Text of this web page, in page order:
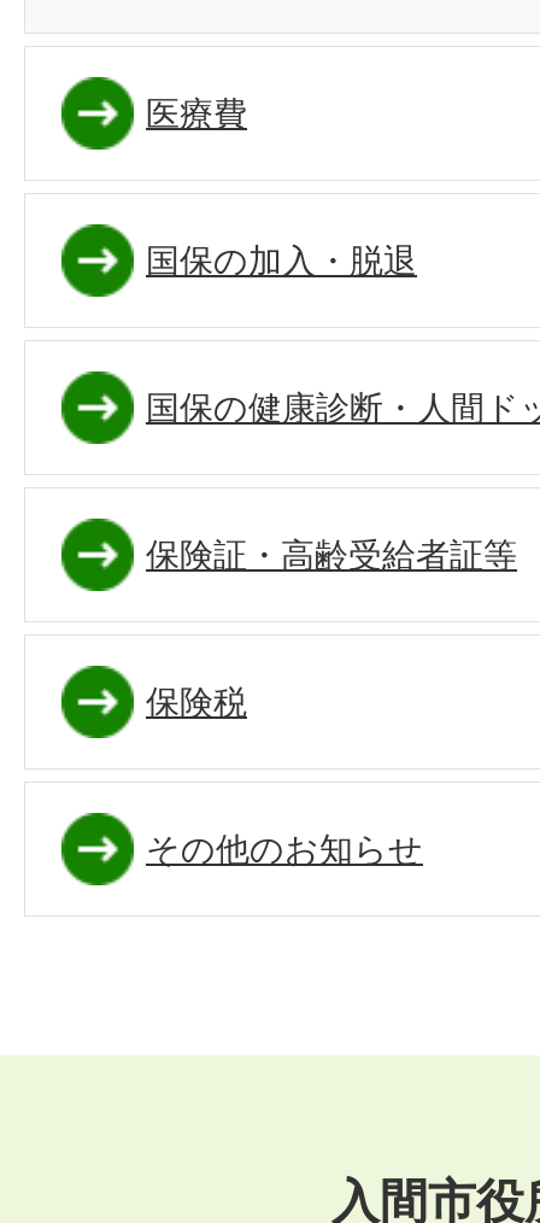
医療費
国保の加入・脱退
国保の健康診断・人間ド
保険証・高齢受給者証等
保険税
その他のお知らせ
入間市役